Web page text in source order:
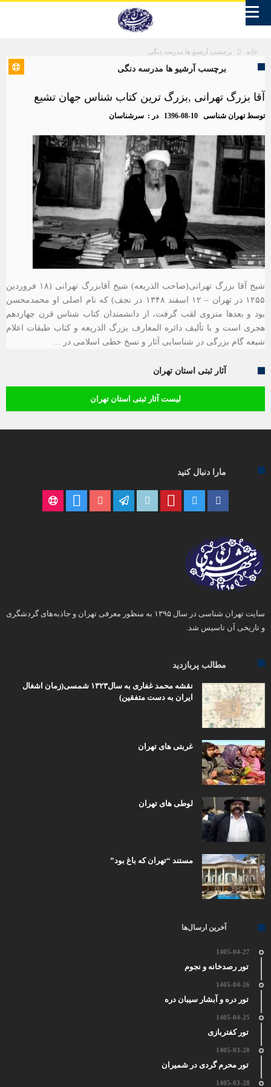
خانه برچسب آرشیو ها مدرسه دنگی
برچسب آرشیو ها مدرسه دنگی
آقا بزرگ تهرانی ,بزرگ ترین کتاب شناس جهان تشیع
توسطتهران شناسی 1396-08-10 در : سرشناسان
شیخ آقا بزرگ تهرانی(صاحب الذریعه) شیخ آقابزرگ تهرانی (۱۸ فروردین
۱۲۵۵ در تهران – ۱۲ اسفند ۱۳۴۸ در نجف) که نام اصلی او محمدمحسن
بود و بعدها منزوی لقب گرفت، از دانشمندان کتاب شناس قرن چهاردهم
هجری است و با تألیف دائره المعارف بزرگ الذریعه و کتاب طبقات اعلام
شیعه گام بزرگی در شناسایی آثار و نسخ خطی اسلامی در …
آثار ثبتی استان تهران
لیست آثار ثبتی استان تهران
مارا دنبال کنید
سایت تهران شناسی در سال ۱۳۹۵ به منظور معرفی تهران و جاذبه‌های گردشگری
و تاریخی آن تاسیس شد.
مطالب پربازدید
نقشه محمد غفاری به سال۱۳۲۳ شمسی(زمان اشغال
ایران به دست متفقین)
غربتی های تهران
لوطی های تهران
مستند “تهران که باغ بود”
آخرین ارسال‌ها
1405-04-27
تور رصدخانه و نجوم
1405-04-26
تور دره و آبشار سیبان دره
1405-04-25
تور کفتربازی
1405-03-28
تور محرم گردی در شمیران
1405-03-28